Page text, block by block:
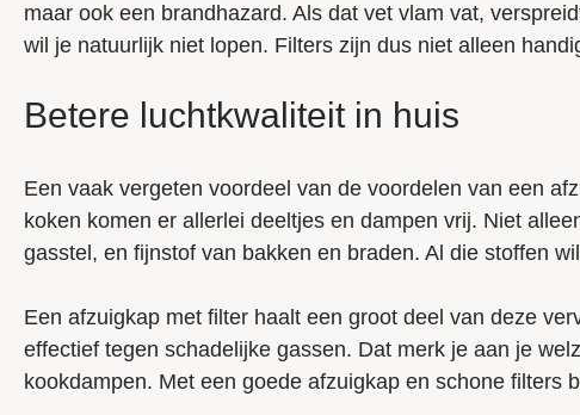
maar ook een brandhazard. Als dat vet vlam vat,
wil je natuurlijk niet lopen. Filters zijn dus niet alleen
Betere luchtkwaliteit in huis
Een vaak vergeten voordeel van de voordelen van een
koken komen er allerlei deeltjes en dampen vrij. Niet
gasstel, en fijnstof van bakken en braden. Al die stoffen
Een afzuigkap met filter haalt een groot deel van deze
effectief tegen schadelijke gassen. Dat merk je aan je
kookdampen. Met een goede afzuigkap en schone filters